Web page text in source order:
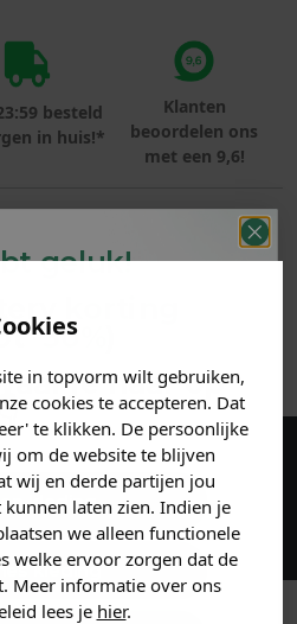
in topvorm wilt gebruiken,
cookies te accepteren. Dat
te klikken. De persoonlijke
om de website te blijven
wij en derde partijen jou
laten zien. Indien je
we alleen functionele
welke ervoor zorgen dat de
Meer informatie over ons
lees je hier.
besteld
in huis!*
Klanten
beoordelen ons
met een 9,6!
aan en ontvang 5%
bestelling!
geluk!
-30%
je naar op
kleding
kleding